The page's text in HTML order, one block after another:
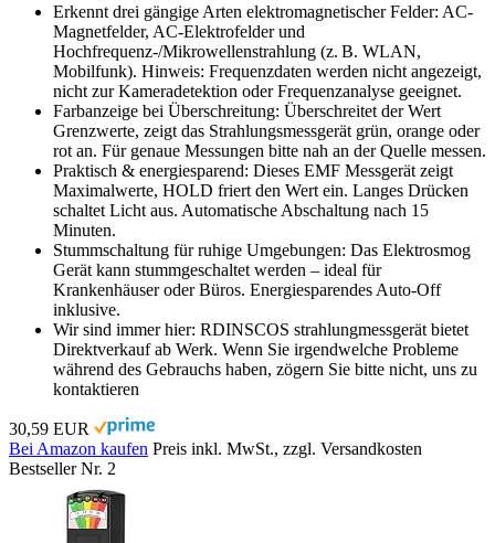
Erkennt drei gängige Arten elektromagnetischer Felder: AC-
Magnetfelder, AC-Elektrofelder und
Hochfrequenz-/Mikrowellenstrahlung (z. B. WLAN,
Mobilfunk). Hinweis: Frequenzdaten werden nicht angezeigt,
nicht zur Kameradetektion oder Frequenzanalyse geeignet.
Farbanzeige bei Überschreitung: Überschreitet der Wert
Grenzwerte, zeigt das Strahlungsmessgerät grün, orange oder
rot an. Für genaue Messungen bitte nah an der Quelle messen.
Praktisch & energiesparend: Dieses EMF Messgerät zeigt
Maximalwerte, HOLD friert den Wert ein. Langes Drücken
schaltet Licht aus. Automatische Abschaltung nach 15
Minuten.
Stummschaltung für ruhige Umgebungen: Das Elektrosmog
Gerät kann stummgeschaltet werden – ideal für
Krankenhäuser oder Büros. Energiesparendes Auto-Off
inklusive.
Wir sind immer hier: RDINSCOS strahlungmessgerät bietet
Direktverkauf ab Werk. Wenn Sie irgendwelche Probleme
während des Gebrauchs haben, zögern Sie bitte nicht, uns zu
kontaktieren
30,59 EUR
Bei Amazon kaufen Preis inkl. MwSt., zzgl. Versandkosten
Bestseller Nr. 2